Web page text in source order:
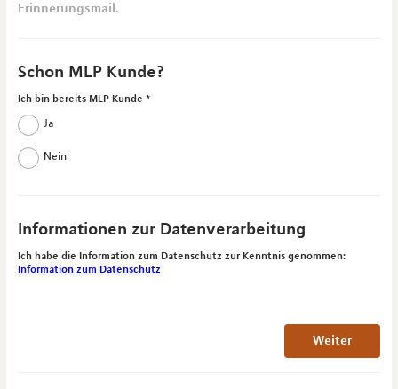
Erinnerungsmail.
Schon MLP Kunde?
Ich bin bereits MLP Kunde
Ja
Nein
Informationen zur Datenverarbeitung
Ich habe die Information zum Datenschutz zur Kenntnis genommen:
Information zum Datenschutz
Weiter